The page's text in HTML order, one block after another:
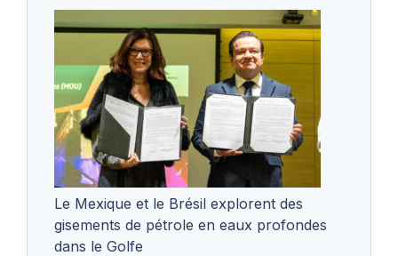
Le Mexique et le Brésil explorent des
gisements de pétrole en eaux profondes
dans le Golfe